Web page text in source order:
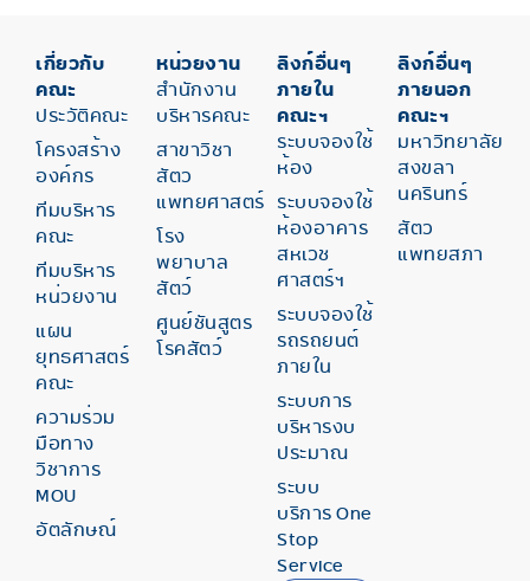
เกี่ยวกับ
คณะ
ประวัติคณะ
โครงสร้าง
องค์กร
ทีมบริหาร
คณะ
ทีมบริหาร
หน่วยงาน
แผน
ยุทธศาสตร์
คณะ
ความร่วม
มือทาง
วิชาการ
MOU
อัตลักษณ์
หน่วยงาน
สำนักงาน
บริหารคณะ
สาขาวิชา
สัตว
แพทยศาสตร์
โรง
พยาบาล
สัตว์
ศูนย์ชันสูตร
โรคสัตว์
ลิงก์อื่นๆ
ภายใน
คณะฯ
ระบบจองใช้
ห้อง
ระบบจองใช้
ห้องอาคาร
สหเวช
ศาสตร์ฯ
ระบบจองใช้
รถรถยนต์
ภายใน
ระบบการ
บริหารงบ
ประมาณ
ระบบ
บริการ One
Stop
Service
ลิงก์อื่นๆ
ภายนอก
คณะฯ
มหาวิทยาลัย
สงขลา
นครินทร์
สัตว
แพทยสภา